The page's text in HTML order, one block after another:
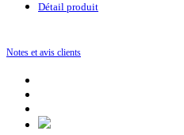
Détail produit
Notes et avis clients